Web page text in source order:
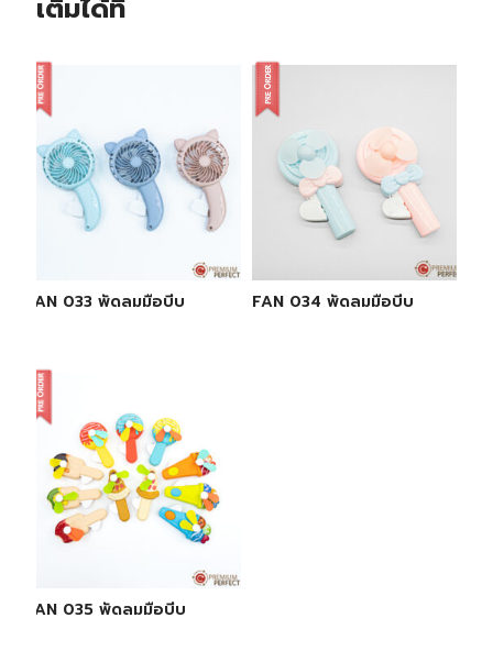
เติมได้ที่
FAN 033 พัดลมมือบีบ FAN 034 พัดลมมือบีบ
FAN 035 พัดลมมือบีบ